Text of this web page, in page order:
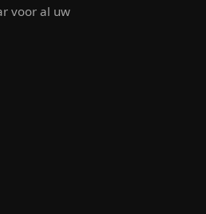
voor al uw